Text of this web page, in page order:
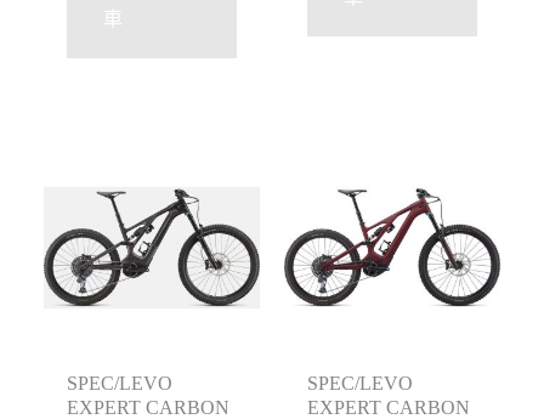
車
SPEC/LEVO
EXPERT CARBON
SPEC/LEVO
EXPERT CARBON